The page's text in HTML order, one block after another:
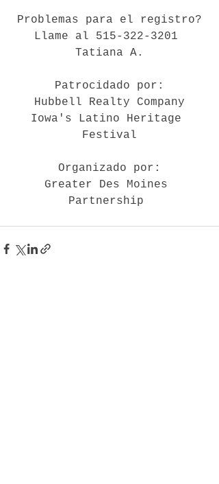
Problemas para el registro?
Llame al 515-322-3201
Tatiana A.
Patrocidado por:
Hubbell Realty Company
Iowa's Latino Heritage
Festival
Organizado por:
Greater Des Moines
Partnership